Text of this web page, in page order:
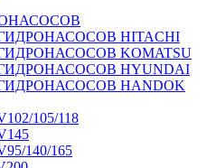
HITACHI
KOMATSU
HYUNDAI
HANDOK
105/118
140/165